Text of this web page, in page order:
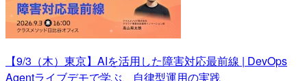
【9/3（木）東京】AIを活用した障害対応最前線 | DevOps
Agentライブデモで学ぶ、自律型運用の実践